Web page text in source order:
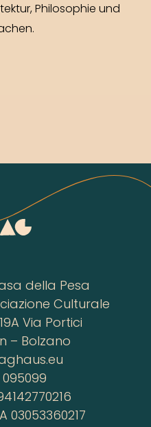
Philosophie und
della Pesa
Culturale
Via Portici
– Bolzano
095099
03053360217